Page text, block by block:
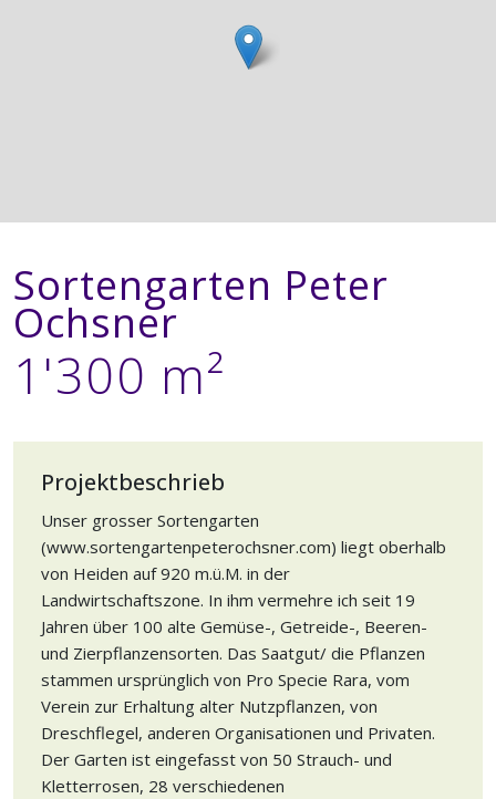
Sortengarten Peter
Ochsner
1'300 m²
Projektbeschrieb
Unser grosser Sortengarten
(www.sortengartenpeterochsner.com) liegt oberhalb
von Heiden auf 920 m.ü.M. in der
Landwirtschaftszone. In ihm vermehre ich seit 19
Jahren über 100 alte Gemüse-, Getreide-, Beeren-
und Zierpflanzensorten. Das Saatgut/ die Pflanzen
stammen ursprünglich von Pro Specie Rara, vom
Verein zur Erhaltung alter Nutzpflanzen, von
Dreschflegel, anderen Organisationen und Privaten.
Der Garten ist eingefasst von 50 Strauch- und
Kletterrosen, 28 verschiedenen